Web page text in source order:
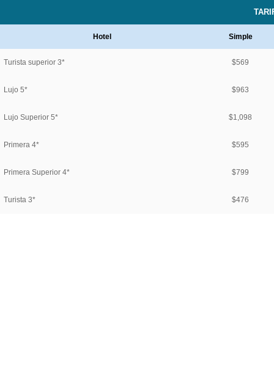
Hotel Simple
Turista superior 3* $569
Lujo 5* $963
Lujo Superior 5* $1,098
Primera 4* $595
Primera Superior 4* $799
Turista 3* $476